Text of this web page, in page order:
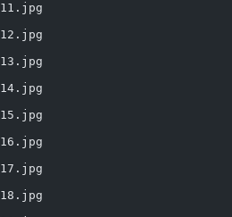
11.jpg
12.jpg
13.jpg
14.jpg
15.jpg
16.jpg
17.jpg
18.jpg